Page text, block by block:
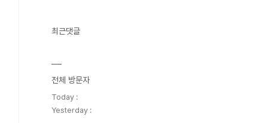
최근댓글
전체 방문자
Today :
Yesterday :